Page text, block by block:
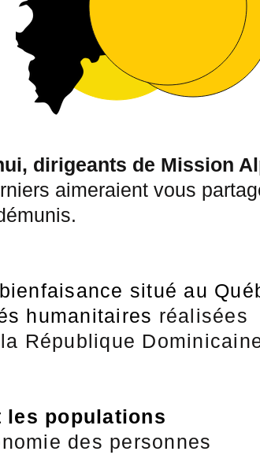
dirigeants de Mission
aimeraient vous
situé au
humanitaires réalisées
République
les populations
des personnes